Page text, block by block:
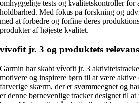
omhyggelige tests og kvalitetskontroller for
holdbarhed. Med fokus på forskning og
med at forbedre og forfine deres
produkter af højeste kvalitet.
vívofit jr. 3 og produktets relevans
Garmin har skabt vívofit jr. 3
motivere og inspirere børn til at være aktive
farverige skærm, der er svømmeegnet og
er denne børnevenlige tracker designet til